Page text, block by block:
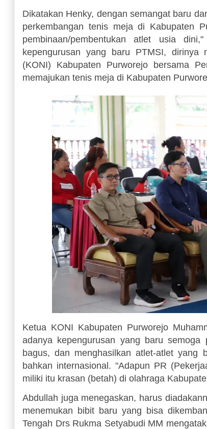
Dikatakan Henky, dengan semangat baru
perkembangan tenis meja di Kabupaten
pembinaan/pembentukan atlet usia
kepengurusan yang baru PTMSI, dirinya
(KONI) Kabupaten Purworejo bersama
memajukan tenis meja di Kabupaten
Ketua KONI Kabupaten Purworejo
adanya kepengurusan yang baru
bagus, dan menghasilkan atlet-atlet yang
bahkan internasional. "Adapun PR
miliki itu krasan (betah) di olahraga
Abdullah juga menegaskan, harus
menemukan bibit baru yang bisa
Tengah Drs Rukma Setyabudi MM